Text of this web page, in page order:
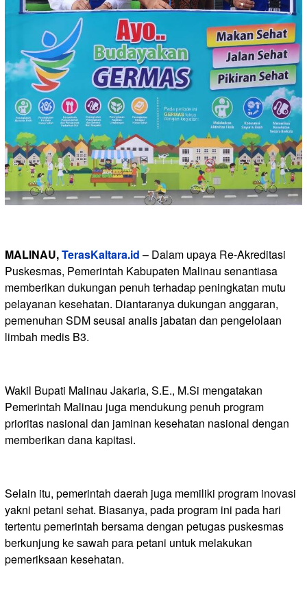
MALINAU,TerasKaltara.id – Dalam upaya Re-Akreditasi
Puskesmas, Pemerintah Kabupaten Malinau senantiasa
memberikan dukungan penuh terhadap peningkatan mutu
pelayanan kesehatan. Diantaranya dukungan anggaran,
pemenuhan SDM seusai analis jabatan dan pengelolaan
limbah medis B3.
Wakil Bupati Malinau Jakaria, S.E., M.Si mengatakan
Pemerintah Malinau juga mendukung penuh program
prioritas nasional dan jaminan kesehatan nasional dengan
memberikan dana kapitasi.
Selain itu, pemerintah daerah juga memiliki program inovasi
yakni petani sehat. Biasanya, pada program ini pada hari
tertentu pemerintah bersama dengan petugas puskesmas
berkunjung ke sawah para petani untuk melakukan
pemeriksaan kesehatan.